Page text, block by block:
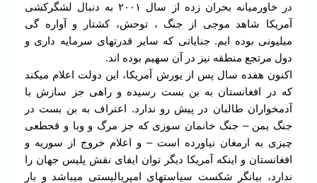
در خاورمیانه بحران زده از سال ۲۰۰۱ به دنبال لشگرکشی
آمریکا شاهد موجی از جنگ ، توحش، کشتار و آواره گی
میلیونی بوده ایم. جنایاتی که سایر قدرتهای سرمایه داری و
دول مرتجع منطقه نیز در آن سهیم بوده اند.
اکنون هفده سال پس از یورش آمریکا، این دولت اعلام میکند
که در افغانستان به بن بست رسیده و راهی جز سازش با
آدمخواران طالبان در پیش رو ندارد. اعتراف به بن بست در
جنگ یمن – جنگ خانمان سوزی که جز مرگ و وبا و قحطعی
چیزی به ارمغان نیاورده است – و اعلام خروج از سوریه و
افغانستان و اینکه آمریکا دیگر توان ایفای نقش پلیس جهان را
ندارد، بیانگر شکست سیاستهای امپریالیستی میباشد و بار